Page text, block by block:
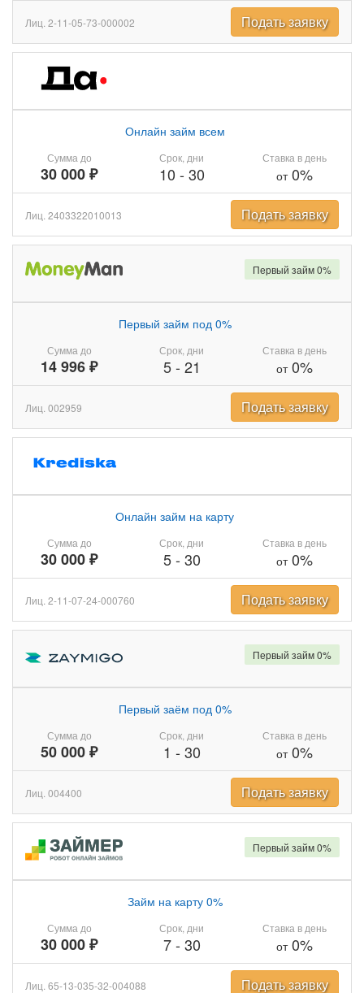
Лиц. 2-11-05-73-000002 Подать заявку
Сумма до
30 000 ₽
Онлайн займ всем
Срок, дни
10 - 30
Ставка в день
от0%
Лиц. 2403322010013 Подать заявку
Сумма до
14 996 ₽
Первый займ под 0%
Срок, дни
5- 21
Ставка в день
от0%
Первый займ 0%
Лиц. 002959 Подать заявку
Сумма до
30 000 ₽
Онлайн займ на карту
Срок, дни
5- 30
Ставка в день
от0%
Лиц. 2-11-07-24-000760 Подать заявку
Сумма до
50 000 ₽
Первый заём под 0%
Срок, дни
1 - 30
Ставка в день
от0%
Первый займ 0%
Лиц. 004400 Подать заявку
Сумма до
30 000 ₽
Займ на карту 0%
Срок, дни
7- 30
Ставка в день
от0%
Первый займ 0%
Лиц. 65-13-035-32-004088 Подать заявку